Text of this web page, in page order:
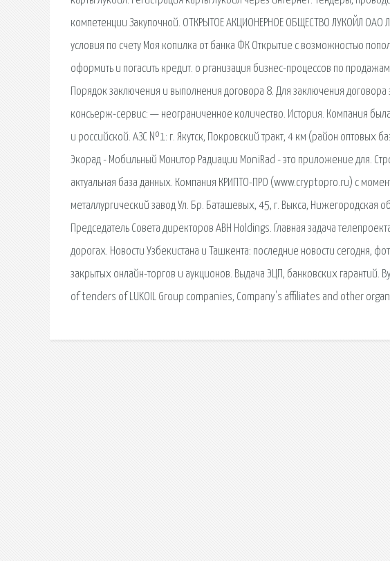
компетенции Закупочной. ОТКРЫТОЕ АКЦИОНЕРНОЕ ОБЩЕСТВО ЛУКОЙЛ
условия по счету Моя копилка от банка ФК Открытие с возможностью
оформить и погасить кредит. о рганизация бизнес-процессов по
Порядок заключения и выполнения договора 8. Для заключения
консьерж-сервис: — неограниченное количество. История. Компания
и российской. АЗС №1: г. Якутск, Покровский тракт, 4 км (район оптовых
Экорад - Мобильный Монитор Радиации MoniRad - это приложение для.
актуальная база данных. Компания КРИПТО-ПРО (www.cryptopro.ru) с
металлургический завод Ул. Бр. Баташевых, 45, г. Выкса, Нижегородская
Председатель Совета директоров ABH Holdings. Главная задача
дорогах. Новости Узбекистана и Ташкента: последние новости сегодня,
закрытых онлайн-торгов и аукционов. Выдача ЭЦП, банковских
of tenders of LUKOIL Group companies, Company's affiliates and other